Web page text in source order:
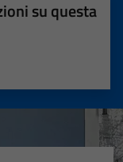
su questa